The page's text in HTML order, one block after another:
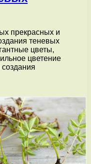
прекрасных и
теневых
цветы,
цветение